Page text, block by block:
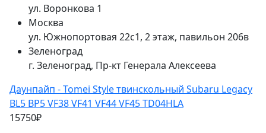
ул. Воронкова 1
Москва
ул. Южнопортовая 22с1, 2 этаж, павильон 206в
Зеленоград
г. Зеленоград, Пр-кт Генерала Алексеева
Даунпайп - Tomei Style твинскольный Subaru Legacy
BL5 BP5 VF38 VF41 VF44 VF45 TD04HLA
15750₽